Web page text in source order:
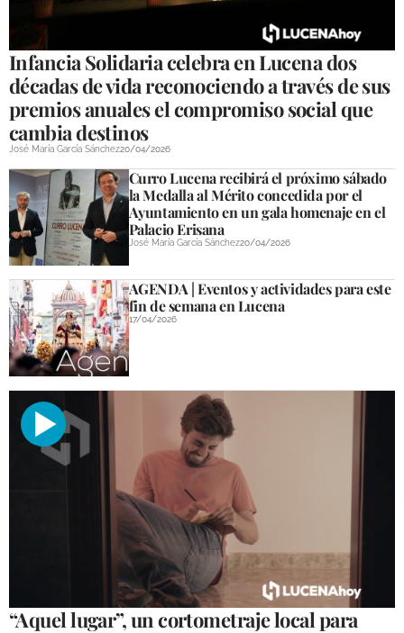
Infancia Solidaria celebra en Lucena dos
décadas de vida reconociendo a través de sus
premios anuales el compromiso social que
cambia destinos
José María García Sánchez20/04/2026
Curro Lucena recibirá el próximo sábado
la Medalla al Mérito concedida por el
Ayuntamiento en un gala homenaje en el
Palacio Erisana
José María García Sánchez20/04/2026
AGENDA | Eventos y actividades para este
fin de semana en Lucena
17/04/2026
“Aquel lugar”, un cortometraje local para